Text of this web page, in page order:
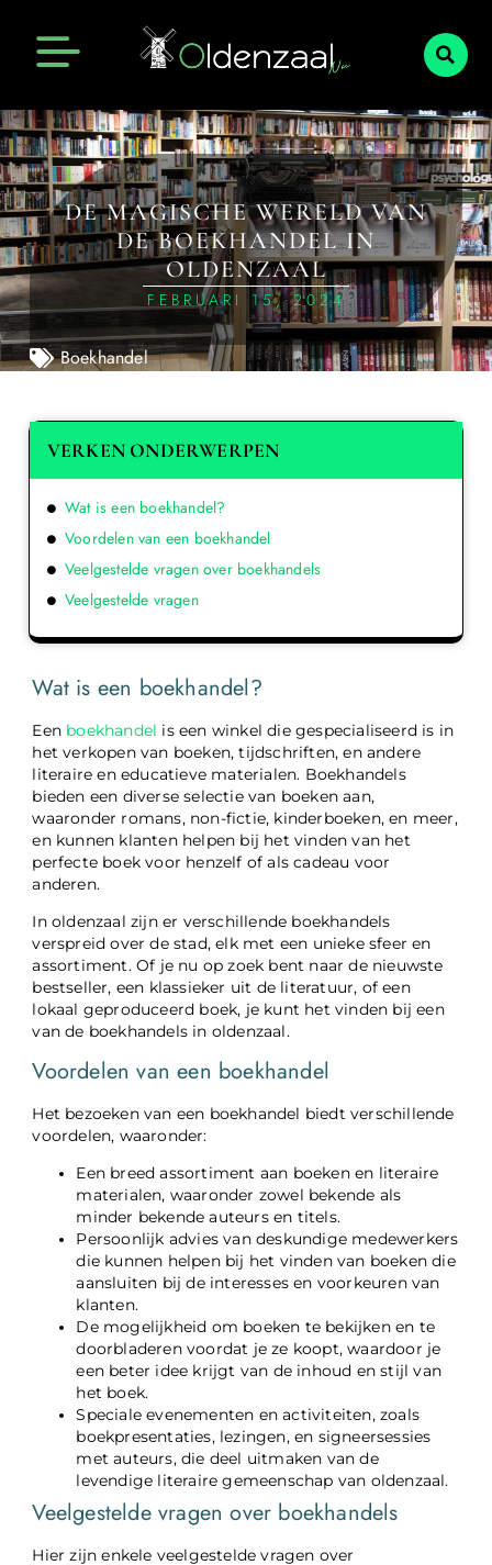
DE MAGISCHE WERELD VAN
DE BOEKHANDEL IN
OLDENZAAL
FEBRUARI 15, 2024
Boekhandel
Wat is een boekhandel?
Een boekhandel is een winkel die gespecialiseerd is in
het verkopen van boeken, tijdschriften, en andere
literaire en educatieve materialen. Boekhandels
bieden een diverse selectie van boeken aan,
waaronder romans, non-fictie, kinderboeken, en meer,
en kunnen klanten helpen bij het vinden van het
perfecte boek voor henzelf of als cadeau voor
anderen.
In oldenzaal zijn er verschillende boekhandels
verspreid over de stad, elk met een unieke sfeer en
assortiment. Of je nu op zoek bent naar de nieuwste
bestseller, een klassieker uit de literatuur, of een
lokaal geproduceerd boek, je kunt het vinden bij een
van de boekhandels in oldenzaal.
Voordelen van een boekhandel
Het bezoeken van een boekhandel biedt verschillende
voordelen, waaronder:
Een breed assortiment aan boeken en literaire
materialen, waaronder zowel bekende als
minder bekende auteurs en titels.
Persoonlijk advies van deskundige medewerkers
die kunnen helpen bij het vinden van boeken die
aansluiten bij de interesses en voorkeuren van
klanten.
De mogelijkheid om boeken te bekijken en te
doorbladeren voordat je ze koopt, waardoor je
een beter idee krijgt van de inhoud en stijl van
het boek.
Speciale evenementen en activiteiten, zoals
boekpresentaties, lezingen, en signeersessies
met auteurs, die deel uitmaken van de
levendige literaire gemeenschap van oldenzaal.
Veelgestelde vragen over boekhandels
Hier zijn enkele veelgestelde vragen over
VERKEN ONDERWERPEN
Wat is een boekhandel?
Voordelen van een boekhandel
Veelgestelde vragen over boekhandels
Veelgestelde vragen